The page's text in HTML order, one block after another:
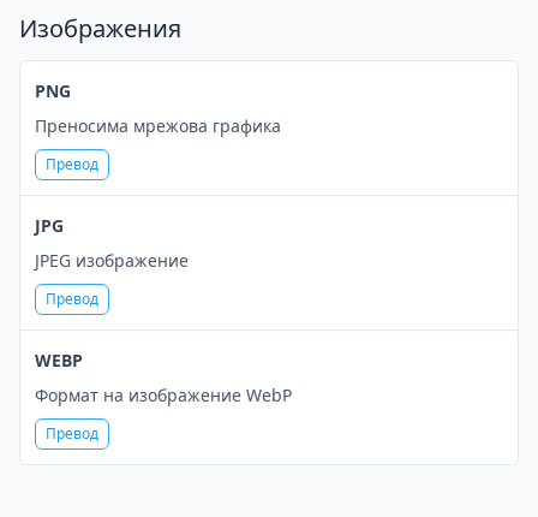
Изображения
PNG
Преносима мрежова графика
Превод
JPG
JPEG изображение
Превод
WEBP
Формат на изображение WebP
Превод